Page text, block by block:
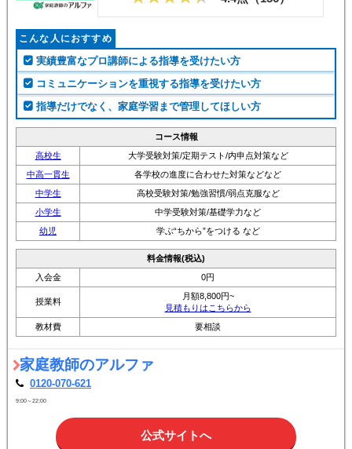
こんな人におすすめ
実績豊富なプロ講師による指導を受けたい方
コミュニケーションを重視する指導を受けたい方
指導だけでなく、家庭学習まで管理してほしい方
コース情報
高校生
大学受験対策/定期テスト/内申点対策など
中高一貫生
各学校の進度に合わせた対策などなど
中学生
高校受験対策/勉強習慣/弱点克服など
小学生
中学受験対策/基礎学力など
幼児
学ぶ“ちから”をつける など
料金情報(税込)
入会金
0円
授業料
月額8,800円~
見積もりはこちらから
教材費
要相談
家庭教師のアルファ
0120-070-621
9:00～22:00
公式サイトへ